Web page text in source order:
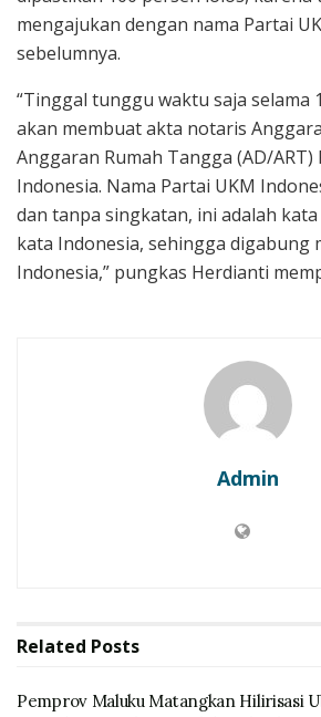
mengajukan dengan nama Partai
sebelumnya.
“Tinggal tunggu waktu saja selama
akan membuat akta notaris
Anggaran Rumah Tangga (AD/ART)
Indonesia. Nama Partai UKM
dan tanpa singkatan, ini adalah
kata Indonesia, sehingga digabung
Indonesia,” pungkas Herdianti
Admin
Related Posts
‎Pemprov Maluku Matangkan Hilirisasi